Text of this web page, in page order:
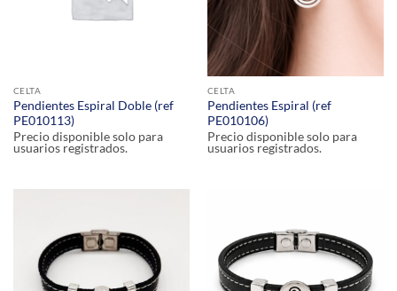
CELTA
Pendientes Espiral Doble (ref
PE010113)
Precio disponible solo para
usuarios registrados.
CELTA
Pendientes Espiral (ref
PE010106)
Precio disponible solo para
usuarios registrados.